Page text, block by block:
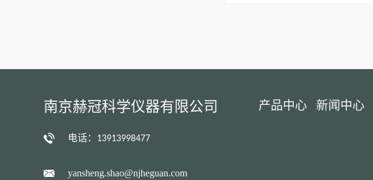
南京赫冠科学仪器有限公司
电话： 13913998477
yansheng.shao@njheguan.com
产品中心 新闻中心